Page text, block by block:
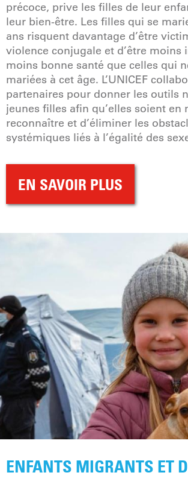
précoce, prive les filles de leur
leur bien-être. Les filles qui se
ans risquent davantage d’être
violence conjugale et d’être moins
moins bonne santé que celles qui
mariées à cet âge. L’UNICEF
partenaires pour donner les outils
jeunes filles afin qu’elles soient en
reconnaître et d’éliminer les
systémiques liés à l’égalité des
EN SAVOIR PLUS
ENFANTS MIGRANTS ET